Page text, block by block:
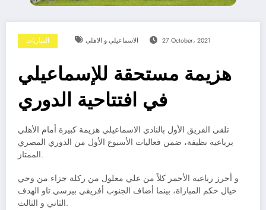
المباريات الاسماعيلي و الاهلي 27 October، 2021
هزيمة مستحقة للإسماعيلي
في افتتاحية الدوري
تلقى الفريق الأول بالنادي الاسماعيلي هزيمة كبيرة أمام الأهلي
برباعيه نظيفة، ضمن فعاليات الأسبوع الأول من الدوري المصري
الممتاز.
و أحرز رباعيه الأحمر كلاً من علي معلول من ركلة جزاء من وحي
خيال حكم المباراة، بينما أضاف الجنوب أفريقي بيرسي تاو الهدف
الثاني و الثالث.